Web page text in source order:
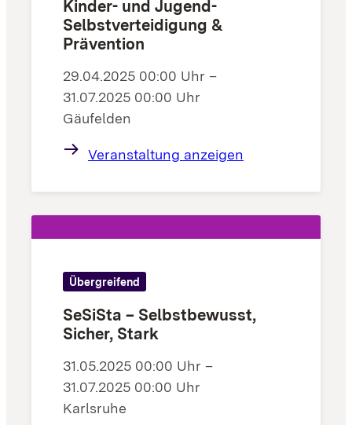
Kinder- und Jugend-
Selbstverteidigung &
Prävention
29.04.2025 00:00 Uhr –
31.07.2025 00:00 Uhr
Gäufelden
Veranstaltung anzeigen
Übergreifend
SeSiSta – Selbstbewusst,
Sicher, Stark
31.05.2025 00:00 Uhr –
31.07.2025 00:00 Uhr
Karlsruhe